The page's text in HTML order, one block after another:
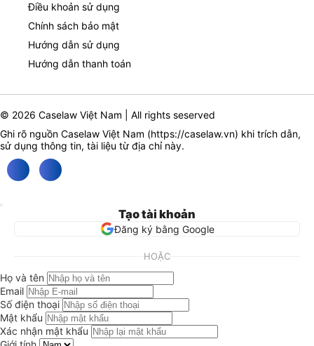
Điều khoản sử dụng
Chính sách bảo mật
Hướng dẫn sử dụng
Hướng dẫn thanh toán
© 2026 Caselaw Việt Nam | All rights seserved
Ghi rõ nguồn Caselaw Việt Nam (https://caselaw.vn) khi trích dẫn,
sử dụng thông tin, tài liệu từ địa chỉ này.
Tạo tài khoản
Đăng ký bằng Google
HOẶC
Họ và tên
Email
Số điện thoại
Mật khẩu
Xác nhận mật khẩu